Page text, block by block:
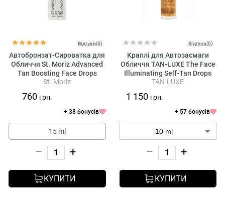
Відгуки(3)
Автобронзат-Сироватка для
Обличчя St. Moriz Advanced
Tan Boosting Face Drops
St. Moriz
760 грн.
+ 38 бонусів
15 ml
– +
КУПИТИ
Відгуки(0)
Краплі для Автозасмаги
Обличчя TAN-LUXE The Face
Illuminating Self-Tan Drops
Light/Medium
TAN-LUXE
1 150 грн.
+ 57 бонусів
– +
КУПИТИ